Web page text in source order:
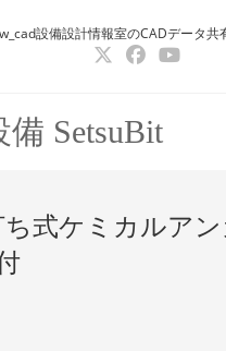
設備設計情報室のCADデータ共
SetsuBit
式ケミカルア